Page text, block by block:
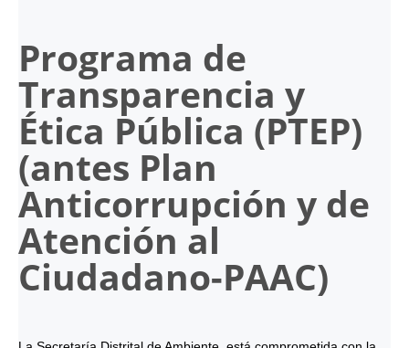
Programa de
Transparencia y
Ética Pública (PTEP)
(antes Plan
Anticorrupción y de
Atención al
Ciudadano-PAAC)